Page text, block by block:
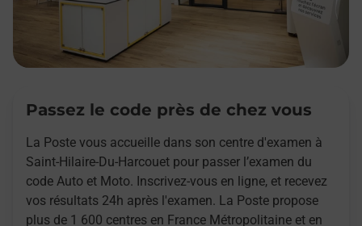
Passez le code près de chez vous
La Poste vous accueille dans son centre d'examen à
Saint-Hilaire-Du-Harcouet pour passer l’examen du
code Auto et Moto. Inscrivez-vous en ligne, et recevez
vos résultats 24h après l'examen. La Poste propose
plus de 1 600 centres en France Métropolitaine et en